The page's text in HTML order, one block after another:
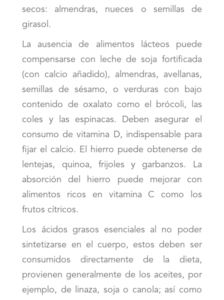
secos: almendras, nueces o semillas de
girasol.
La ausencia de alimentos lácteos puede
compensarse con leche de soja fortificada
(con calcio añadido), almendras, avellanas,
semillas de sésamo, o verduras con bajo
contenido de oxalato como el brócoli, las
coles y las espinacas. Deben asegurar el
consumo de vitamina D, indispensable para
fijar el calcio. El hierro puede obtenerse de
lentejas, quinoa, frijoles y garbanzos. La
absorción del hierro puede mejorar con
alimentos ricos en vitamina C como los
frutos cítricos.
Los ácidos grasos esenciales al no poder
sintetizarse en el cuerpo, estos deben ser
consumidos directamente de la dieta,
provienen generalmente de los aceites, por
ejemplo, de linaza, soja o canola; así como